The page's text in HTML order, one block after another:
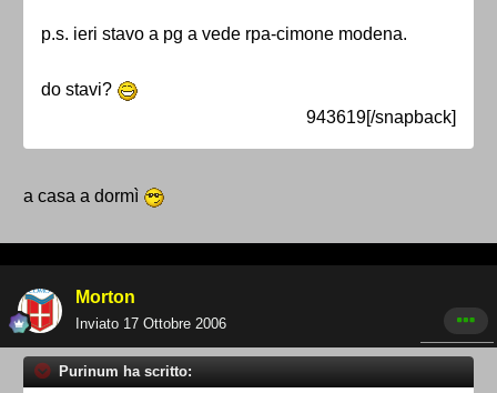
p.s. ieri stavo a pg a vede rpa-cimone modena.
do stavi?
943619[/snapback]
a casa a dormì
Morton
Inviato 17 Ottobre 2006
Purinum ha scritto: